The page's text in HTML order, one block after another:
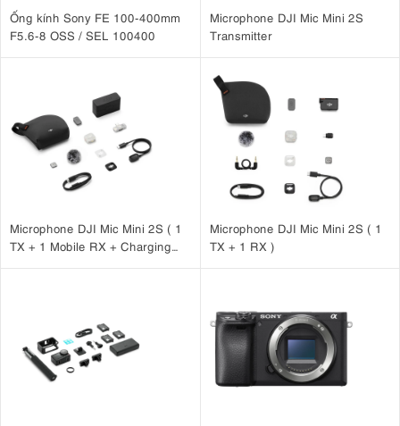
Ống kính Sony FE 100-400mm
F5.6-8 OSS / SEL 100400
Microphone DJI Mic Mini 2S
Transmitter
Microphone DJI Mic Mini 2S ( 1
TX + 1 Mobile RX + Charging
Microphone DJI Mic Mini 2S ( 1
TX + 1 RX )